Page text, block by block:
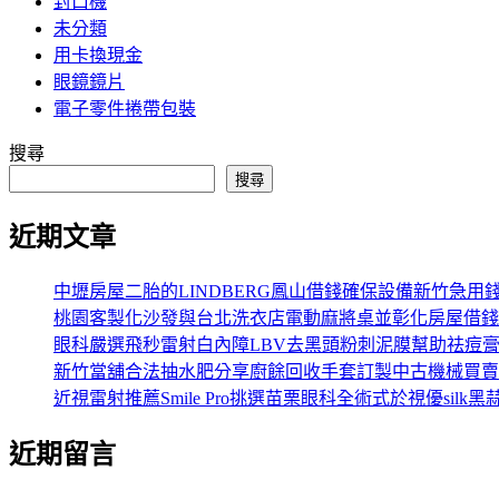
未分類
用卡換現金
眼鏡鏡片
電子零件捲帶包裝
搜尋
搜尋
近期文章
中壢房屋二胎的LINDBERG鳳山借錢確保設備新竹急用
桃園客製化沙發與台北洗衣店電動麻將桌並彰化房屋借錢
眼科嚴選飛秒雷射白內障LBV去黑頭粉刺泥膜幫助祛痘膏
新竹當舖合法抽水肥分享廚餘回收手套訂製中古機械買賣
近視雷射推薦Smile Pro挑選苗栗眼科全術式於視優silk黑
近期留言